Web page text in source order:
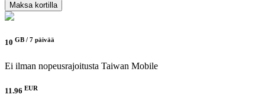
Maksa kortilla
10 GB / 7 päivää
Ei ilman nopeusrajoitusta Taiwan Mobile
11.96 EUR